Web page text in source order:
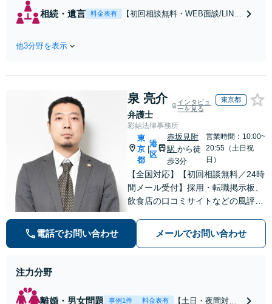
倫の早期解決】
事務所でオーダー
メイドの「後悔し
間休日対応】
相続・遺言 料金表有
【初回相談無料・WEB面談/LINE
産分割協議の代理や遺言書の作
【地域密着】
他3分野を表示
泉 亮介
弁護士
インタビュ
ーを見る
東京都
彩結法律事務所
東
京
都
港
区
赤坂見附
駅 から徒
歩3分
営業時間：10:00~
20:55（土日祝
日）
【全国対応】【初回相談無料／24時
間メール受付】採用・転職掲示板、
飲食店の口コミサイトなどの風評被
の種類を問わず相談可。可能な限り
早期対応で駆けつけサポート【労
電話でお問い合わせ メールでお問い合わせ
注力分野
離婚・男女問題 事例1件 料金表有 【土日・夜間対応